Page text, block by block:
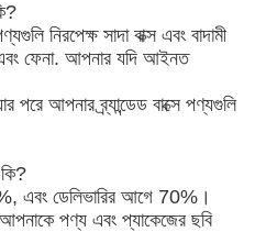
নিরপেক্ষ সাদা বাক্স এবং বাদামী
ফেনা. আপনার যদি আইনত
আপনার ব্র্যান্ডেড বাক্সে পণ্যগুলি
এবং ডেলিভারির আগে 70%।
পণ্য এবং প্যাকেজের ছবি